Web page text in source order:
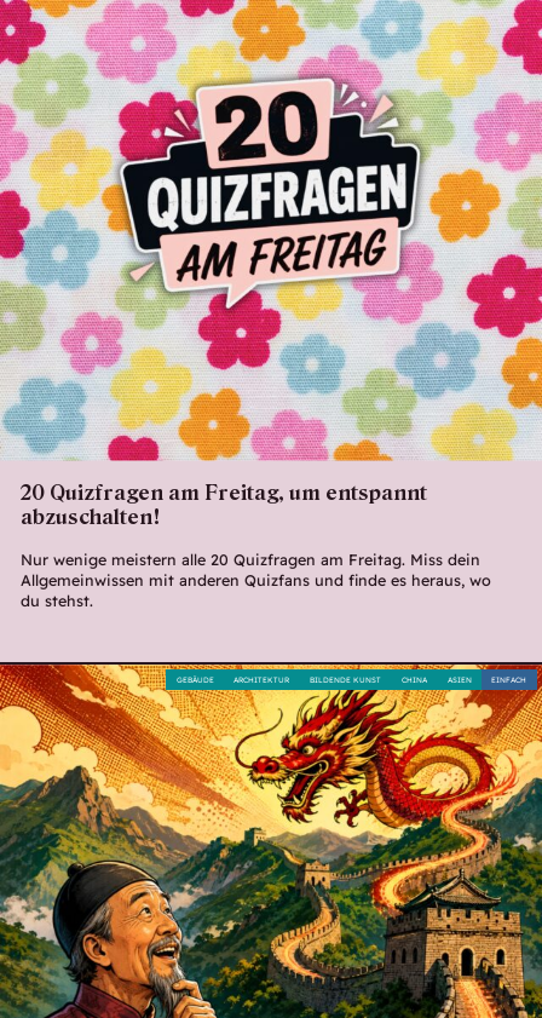
20 Quizfragen am Freitag, um entspannt
abzuschalten!
Nur wenige meistern alle 20 Quizfragen am Freitag. Miss dein
Allgemeinwissen mit anderen Quizfans und finde es heraus, wo
du stehst.
EINFACH
ASIEN
CHINA
BILDENDE KUNST
ARCHITEKTUR
GEBÄUDE